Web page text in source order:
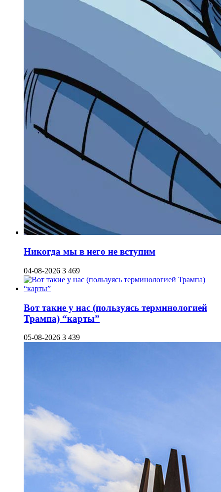
Никогда мы в него не вступим
04-08-2026 3 469
Вот такие у нас (пользуясь терминологией
Трампа) “карты”
05-08-2026 3 439